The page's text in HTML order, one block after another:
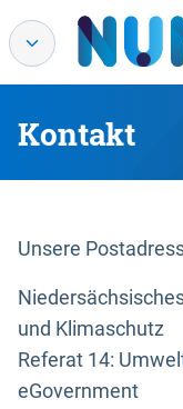
Kontakt
Unsere
und Klimaschutz
Referat 14:
eGovernment